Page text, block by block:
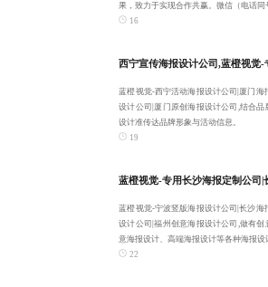
果，致力于实现合作共赢。微信（电话同
16
蓝橙视觉-西宁活动海报设计公司|厦门海
设计公司|厦门原创海报设计公司,结合品
设计准传达品牌形象与活动信息。
19
蓝橙视觉-宁波竖版海报设计公司|长沙海
设计公司|福州创意海报设计公司,做有创
意海报设计、高端海报设计等各种海报设
22